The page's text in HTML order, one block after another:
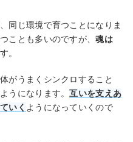
同じ環境で育つことになりま
ことも多いのですが、魂は
。
がうまくシンクロすること
うになります。互いを支えあ
いく ようになっていくので